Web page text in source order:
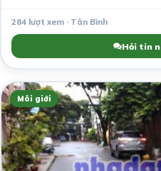
284 lượt xem · Tân Bình
Hỏi tin
Môi giới